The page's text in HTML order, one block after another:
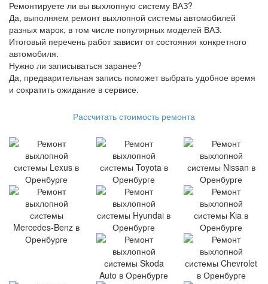
Ремонтируете ли вы выхлопную систему ВАЗ?
Да, выполняем ремонт выхлопной системы автомобилей
разных марок, в том числе популярных моделей ВАЗ.
Итоговый перечень работ зависит от состояния конкретного
автомобиля.
Нужно ли записываться заранее?
Да, предварительная запись поможет выбрать удобное время
и сократить ожидание в сервисе.
Рассчитать стоимость ремонта